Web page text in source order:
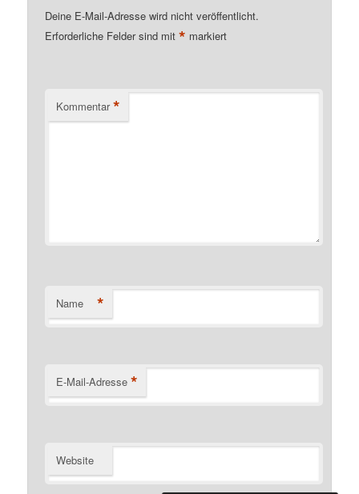
Deine E-Mail-Adresse wird nicht veröffentlicht.
Erforderliche Felder sind mit* markiert
Kommentar *
Name *
E-Mail-Adresse *
Website